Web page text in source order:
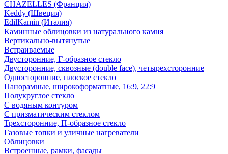
CHAZELLES (Франция)
Keddy (Швеция)
EdilKamin (Италия)
Каминные облицовки из натурального камня
Вертикально-вытянутые
Встраиваемые
Двусторонние, Г-образное стекло
Двусторонние, сквозные (double face), четырехсторонние
Односторонние, плоское стекло
Панорамные, широкоформатные, 16:9, 22:9
Полукруглое стекло
С водяным контуром
С призматическим стеклом
Трехсторонние, П-образное стекло
Газовые топки и уличные нагреватели
Облицовки
Встроенные, рамки, фасады